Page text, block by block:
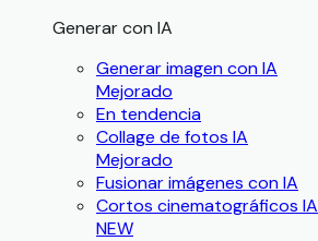
Generar con IA
Generar imagen con IA
Mejorado
En tendencia
Collage de fotos IA
Mejorado
Fusionar imágenes con IA
Cortos cinematográficos IA
NEW